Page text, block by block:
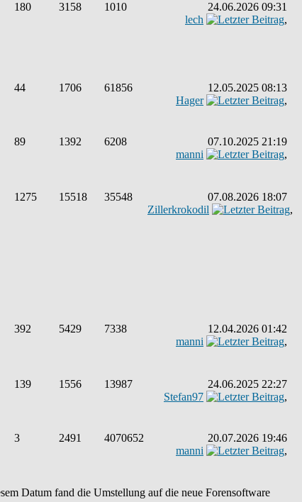
180 3158 1010
24.06.2026 09:31
lech
,
44 1706 61856
12.05.2025 08:13
Hager
,
89 1392 6208
07.10.2025 21:19
manni
,
1275 15518 35548
07.08.2026 18:07
Zillerkrokodil
,
392 5429 7338
12.04.2026 01:42
manni
,
139 1556 13987
24.06.2025 22:27
Stefan97
,
3 2491 4070652
20.07.2026 19:46
manni
,
Datum fand die Umstellung auf die neue Forensoftware